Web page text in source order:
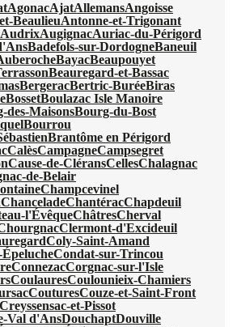
AgonacAjatAllemansAngoisse
BeaulieuAntonne-et-Trigonant
AudrixAugignacAuriac-du-Périgord
Badefols-sur-DordogneBaneuil
BayacBeaupouyet
Beauregard-et-Bassac
BergeracBertric-BuréeBiras
BossetBoulazac Isle Manoire
des-MaisonsBourg-du-Bost
Bourrou
Brantôme en Périgord
CalèsCampagneCampsegret
Cause-de-CléransCellesChalagnac
de-Belair
Champcevinel
ChanceladeChantéracChapdeuil
l'ÉvêqueChâtresCherval
Clermont-d'Excideuil
Coly-Saint-Amand
Condat-sur-Trincou
ConnezacCorgnac-sur-l'Isle
CoulauresCoulounieix-Chamiers
CouturesCouze-et-Saint-Front
Creyssensac-et-Pissot
Val d'AnsDouchaptDouville